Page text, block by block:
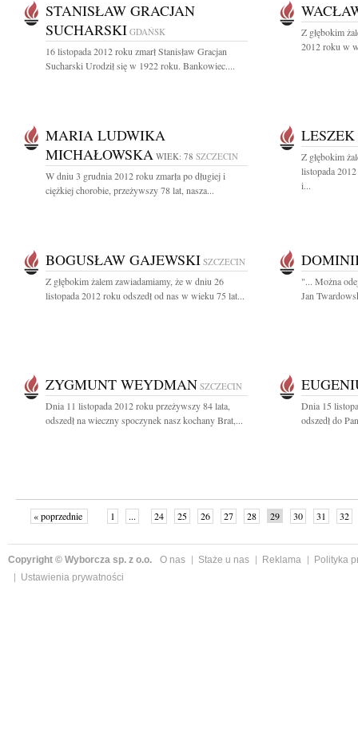
STANISŁAW GRACJAN
SUCHARSKI GDAŃSK
16 listopada 2012 roku zmarł Stanisław Gracjan
Sucharski Urodził się w 1922 roku. Bankowiec....
Z głębokim
2012 roku w
MARIA LUDWIKA
MICHAŁOWSKA WIEK: 78 SZCZECIN
W dniu 3 grudnia 2012 roku zmarła po długiej i
ciężkiej chorobie, przeżywszy 78 lat, nasza...
Z głębokim
listopada
i...
BOGUSŁAW GAJEWSKI SZCZECIN
Z głębokim żalem zawiadamiamy, że w dniu 26
listopada 2012 roku odszedł od nas w wieku 75 lat...
"... Można
Jan
ZYGMUNT WEYDMAN SZCZECIN
Dnia 11 listopada 2012 roku przeżywszy 84 lata,
odszedł na wieczny spoczynek nasz kochany Brat,...
Dnia 15
odszedł do
« poprzednie 1 ... 24 25 26 27 28 29 30 31
32
Copyright © Wyborcza sp. z o.o. O nas Staże u nas Reklama
Polityka
Ustawienia prywatności